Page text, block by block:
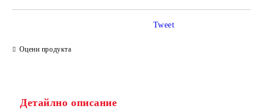
Оцени продукта
Tweet
Детайлно описание